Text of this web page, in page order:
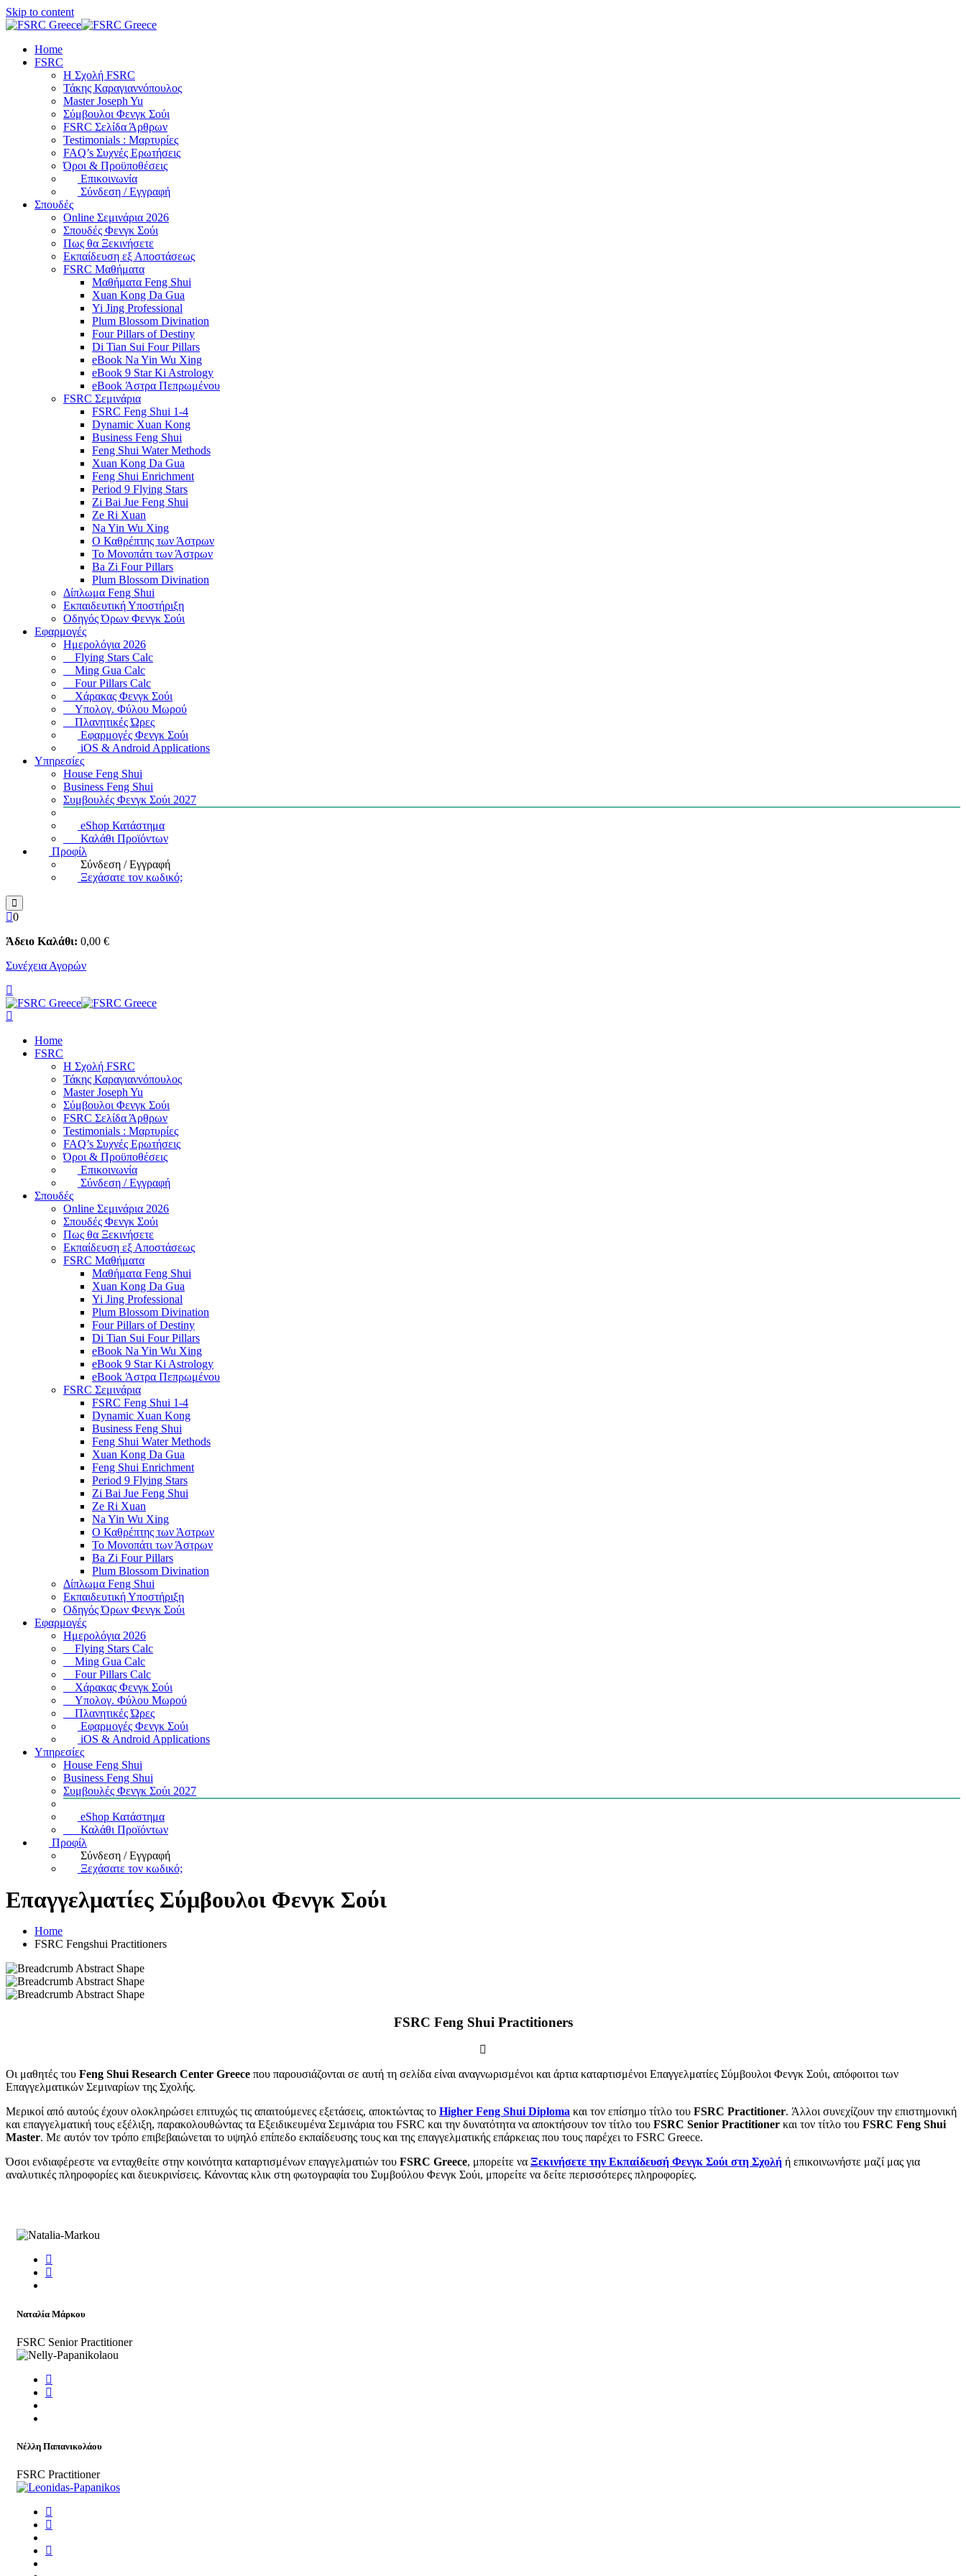
Skip to content
Home
FSRC
Η Σχολή FSRC
Τάκης Καραγιαννόπουλος
Master Joseph Yu
Σύμβουλοι Φενγκ Σούι
FSRC Σελίδα Άρθρων
Testimonials : Μαρτυρίες
FAQ’s Συχνές Ερωτήσεις
Όροι & Προϋποθέσεις
Επικοινωνία
Σύνδεση / Εγγραφή
Σπουδές
Online Σεμινάρια 2026
Σπουδές Φενγκ Σούι
Πως θα Ξεκινήσετε
Εκπαίδευση εξ Αποστάσεως
FSRC Μαθήματα
Μαθήματα Feng Shui
Xuan Kong Da Gua
Yi Jing Professional
Plum Blossom Divination
Four Pillars of Destiny
Di Tian Sui Four Pillars
eBook Na Yin Wu Xing
eBook 9 Star Ki Astrology
eBook Άστρα Πεπρωμένου
FSRC Σεμινάρια
FSRC Feng Shui 1-4
Dynamic Xuan Kong
Business Feng Shui
Feng Shui Water Methods
Xuan Kong Da Gua
Feng Shui Enrichment
Period 9 Flying Stars
Zi Bai Jue Feng Shui
Ze Ri Xuan
Na Yin Wu Xing
Ο Καθρέπτης των Άστρων
Το Μονοπάτι των Άστρων
Ba Zi Four Pillars
Plum Blossom Divination
Δίπλωμα Feng Shui
Εκπαιδευτική Υποστήριξη
Οδηγός Όρων Φενγκ Σούι
Εφαρμογές
Ημερολόγια 2026
Flying Stars Calc
Ming Gua Calc
Four Pillars Calc
Χάρακας Φενγκ Σούι
Υπολογ. Φύλου Μωρού
Πλανητικές Ώρες
Εφαρμογές Φενγκ Σούι
iOS & Android Applications
Υπηρεσίες
House Feng Shui
Business Feng Shui
Συμβουλές Φενγκ Σούι 2027
eShop Κατάστημα
Καλάθι Προϊόντων
Προφίλ
Σύνδεση / Εγγραφή
Ξεχάσατε τον κωδικό;
0
Άδειο Καλάθι: 0,00 €
Συνέχεια Αγορών
Home
FSRC
Η Σχολή FSRC
Τάκης Καραγιαννόπουλος
Master Joseph Yu
Σύμβουλοι Φενγκ Σούι
FSRC Σελίδα Άρθρων
Testimonials : Μαρτυρίες
FAQ’s Συχνές Ερωτήσεις
Όροι & Προϋποθέσεις
Επικοινωνία
Σύνδεση / Εγγραφή
Σπουδές
Online Σεμινάρια 2026
Σπουδές Φενγκ Σούι
Πως θα Ξεκινήσετε
Εκπαίδευση εξ Αποστάσεως
FSRC Μαθήματα
Μαθήματα Feng Shui
Xuan Kong Da Gua
Yi Jing Professional
Plum Blossom Divination
Four Pillars of Destiny
Di Tian Sui Four Pillars
eBook Na Yin Wu Xing
eBook 9 Star Ki Astrology
eBook Άστρα Πεπρωμένου
FSRC Σεμινάρια
FSRC Feng Shui 1-4
Dynamic Xuan Kong
Business Feng Shui
Feng Shui Water Methods
Xuan Kong Da Gua
Feng Shui Enrichment
Period 9 Flying Stars
Zi Bai Jue Feng Shui
Ze Ri Xuan
Na Yin Wu Xing
Ο Καθρέπτης των Άστρων
Το Μονοπάτι των Άστρων
Ba Zi Four Pillars
Plum Blossom Divination
Δίπλωμα Feng Shui
Εκπαιδευτική Υποστήριξη
Οδηγός Όρων Φενγκ Σούι
Εφαρμογές
Ημερολόγια 2026
Flying Stars Calc
Ming Gua Calc
Four Pillars Calc
Χάρακας Φενγκ Σούι
Υπολογ. Φύλου Μωρού
Πλανητικές Ώρες
Εφαρμογές Φενγκ Σούι
iOS & Android Applications
Υπηρεσίες
House Feng Shui
Business Feng Shui
Συμβουλές Φενγκ Σούι 2027
eShop Κατάστημα
Καλάθι Προϊόντων
Προφίλ
Σύνδεση / Εγγραφή
Ξεχάσατε τον κωδικό;
Επαγγελματίες Σύμβουλοι Φενγκ Σούι
Home
FSRC Fengshui Practitioners
FSRC Feng Shui Practitioners
Οι μαθητές του Feng Shui Research Center Greece που παρουσιάζονται σε αυτή τη σελίδα είναι αναγνωρισμένοι και άρτια καταρτισμένοι Επαγγελματίες Σύμβουλοι Φενγκ Σούι, απόφοιτοι των
Επαγγελματικών Σεμιναρίων της Σχολής.
Μερικοί από αυτούς έχουν ολοκληρώσει επιτυχώς τις απαιτούμενες εξετάσεις, αποκτώντας το Higher Feng Shui Diploma και τον επίσημο τίτλο του FSRC Practitioner. Άλλοι συνεχίζουν την επιστημονική
και επαγγελματική τους εξέλιξη, παρακολουθώντας τα Εξειδικευμένα Σεμινάρια του FSRC και την δυνατότητα να αποκτήσουν τον τίτλο του FSRC Senior Practitioner και τον τίτλο του FSRC Feng Shui
Master. Με αυτόν τον τρόπο επιβεβαιώνεται το υψηλό επίπεδο εκπαίδευσης τους και της επαγγελματικής επάρκειας που τους παρέχει το FSRC Greece.
Όσοι ενδιαφέρεστε να ενταχθείτε στην κοινότητα καταρτισμένων επαγγελματιών του FSRC Greece, μπορείτε να Ξεκινήσετε την Εκπαίδευσή Φενγκ Σούι στη Σχολή ή επικοινωνήστε μαζί μας για
αναλυτικές πληροφορίες και διευκρινίσεις. Κάνοντας κλικ στη φωτογραφία του Συμβούλου Φενγκ Σούι, μπορείτε να δείτε περισσότερες πληροφορίες.
Ναταλία Μάρκου
FSRC Senior Practitioner
Νέλλη Παπανικολάου
FSRC Practitioner